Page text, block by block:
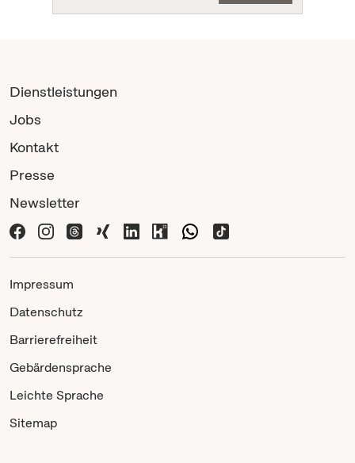
Dienstleistungen
Jobs
Kontakt
Presse
Newsletter
Impressum
Datenschutz
Barrierefreiheit
Gebärdensprache
Leichte Sprache
Sitemap